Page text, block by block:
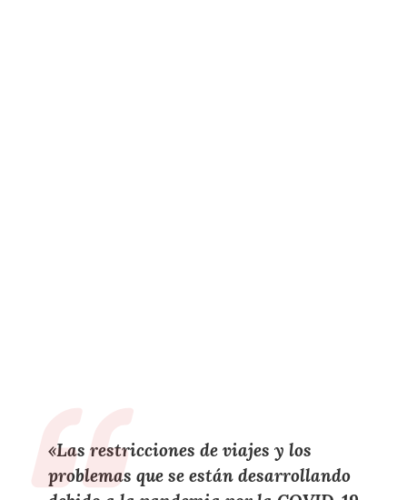
«Las restricciones de viajes y los
problemas que se están desarrollando